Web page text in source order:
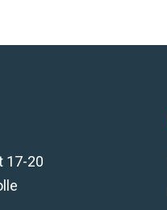
17-20